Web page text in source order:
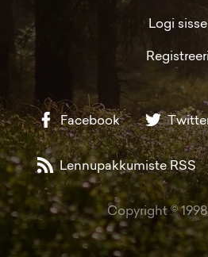
Logi sisse
Registreeri
Facebook
Lennupakkumiste RSS
Copyright ©